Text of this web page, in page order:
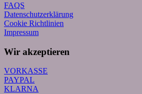
FAQS
Datenschutzerklärung
Cookie Richtlinien
Impressum
Wir akzeptieren
VORKASSE
PAYPAL
KLARNA